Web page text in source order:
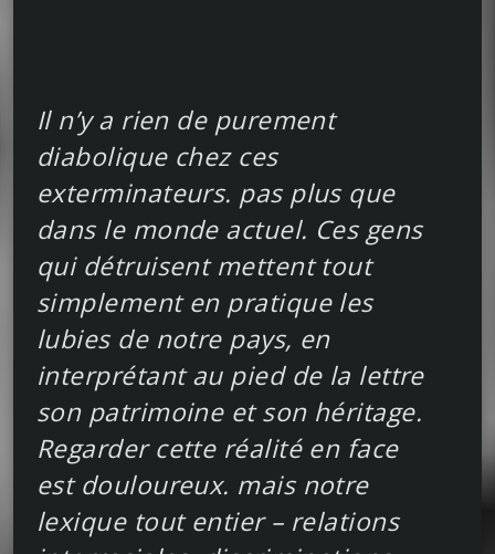
Il n’y a rien de purement
diabolique chez ces
exterminateurs. pas plus que
dans le monde actuel. Ces gens
qui détruisent mettent tout
simplement en pratique les
lubies de notre pays, en
interprétant au pied de la lettre
son patrimoine et son héritage.
Regarder cette réalité en face
est douloureux. mais notre
lexique tout entier – relations